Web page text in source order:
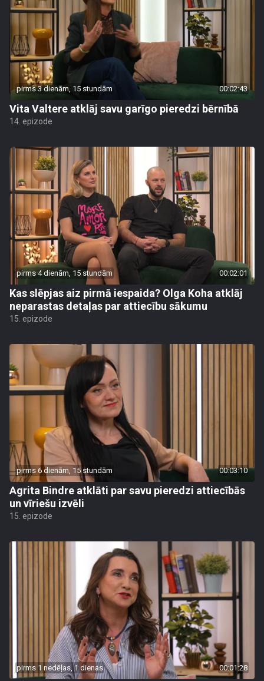
pirms 3 dienām, 15 stundām 00:02:43
Vita Valtere atklāj savu garīgo pieredzi bērnībā
14. epizode
pirms 4 dienām, 15 stundām 00:02:01
Kas slēpjas aiz pirmā iespaida? Olga Koha atklāj
neparastas detaļas par attiecību sākumu
15. epizode
pirms 6 dienām, 15 stundām 00:03:10
Agrita Bindre atklāti par savu pieredzi attiecībās
un vīriešu izvēli
15. epizode
pirms 1 nedēļas, 1 dienas 00:01:28